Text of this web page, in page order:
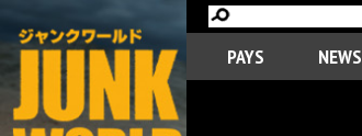
PAYS NEWS